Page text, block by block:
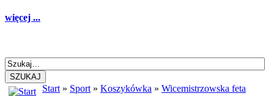
więcej ...
SZUKAJ
Start » Sport » Koszykówka » Wicemistrzowska feta